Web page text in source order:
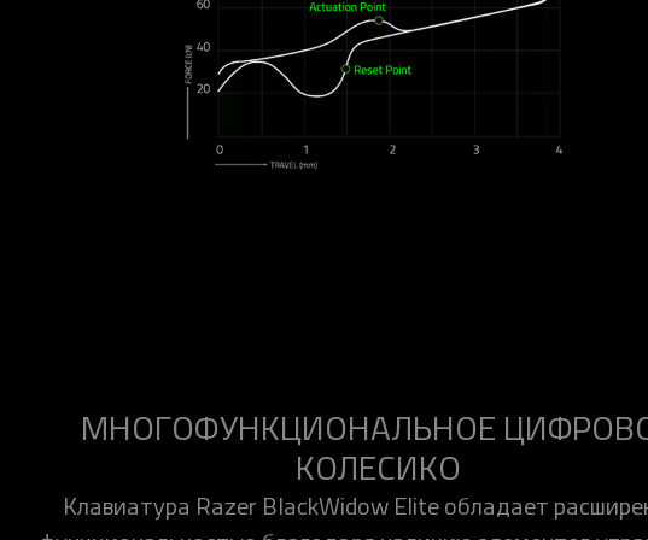
МНОГОФУНКЦИОНАЛЬНОЕ
КОЛЕСИКО
Клавиатура Razer BlackWidow Elite обладает